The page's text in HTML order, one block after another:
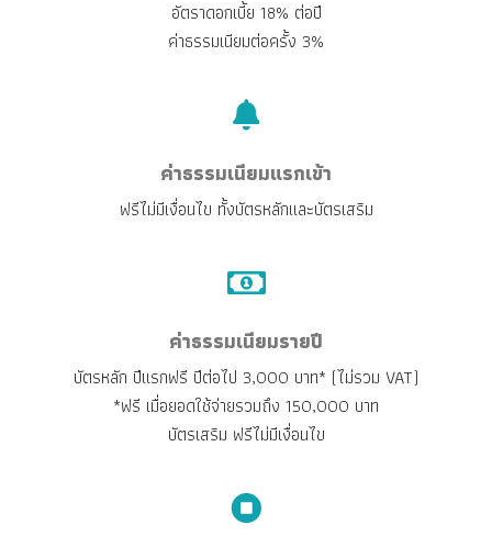
อัตราดอกเบี้ย 18% ต่อปี
ค่าธรรมเนียมต่อครั้ง 3%
ค่าธรรมเนียมแรกเข้า
ฟรีไม่มีเงื่อนไข ทั้งบัตรหลักและบัตรเสริม
ค่าธรรมเนียมรายปี
บัตรหลัก ปีแรกฟรี ปีต่อไป 3,000 บาท* (ไม่รวม VAT)
*ฟรี เมื่อยอดใช้จ่ายรวมถึง 150,000 บาท
บัตรเสริม ฟรีไม่มีเงื่อนไข